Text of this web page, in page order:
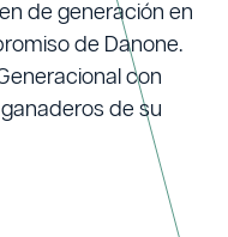
de generación en
de Danone.
con
de su